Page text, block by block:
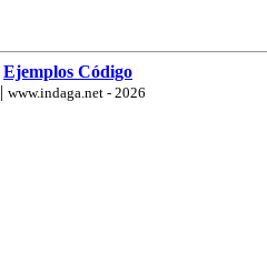
Ejemplos Código
| www.indaga.net - 2026